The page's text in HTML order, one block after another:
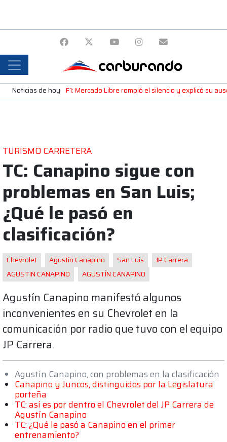
Noticias de hoy F1: Mercado Libre rompió el silencio y explicó su
TURISMO CARRETERA
TC: Canapino sigue con
problemas en San Luis;
¿Qué le pasó en
clasificación?
Chevrolet Agustín Canapino San Luis
JP Carrera
AGUSTIN CANAPINO
AGUSTÍN CANAPINO
Agustín Canapino manifestó algunos
inconvenientes en su Chevrolet en la
comunicación por radio que tuvo con el equipo
JP Carrera.
Agustín Canapino, con problemas en la clasificación
Canapino y Juncos, distinguidos por la Legislatura
porteña
TC: así es por dentro el Chevrolet del JP Carrera de
Agustín Canapino
TC: ¿Qué le pasó a Canapino en el primer
entrenamiento?